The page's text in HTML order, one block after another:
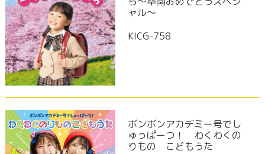
ャル～
KICG-758
ボンボンアカデミー号でし
ゅっぱーつ！ わくわくの
りもの こどもうた